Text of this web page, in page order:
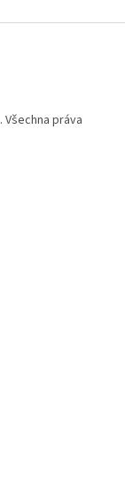
. Všechna práva